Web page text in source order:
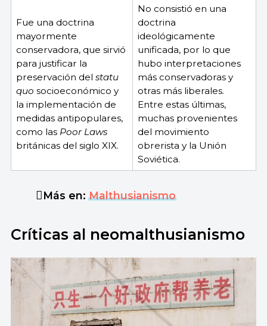
Fue una doctrina
mayormente
conservadora, que sirvió
para justificar la
preservación del statu
quo socioeconómico y
la implementación de
medidas antipopulares,
como las Poor Laws
británicas del siglo XIX.
No consistió en una
doctrina
ideológicamente
unificada, por lo que
hubo interpretaciones
más conservadoras y
otras más liberales.
Entre estas últimas,
muchas provenientes
del movimiento
obrerista y la Unión
Soviética.
Más en:Malthusianismo
Críticas al neomalthusianismo